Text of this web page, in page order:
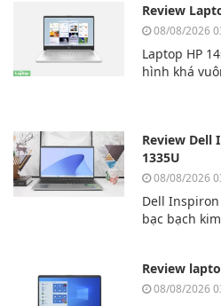
Review
08/08/2026
Laptop HP
hình khá
nhựa cao
Review Dell
1335U
08/08/2026
Dell
bạc bạch
dùng
văn phòng
Review
08/08/2026